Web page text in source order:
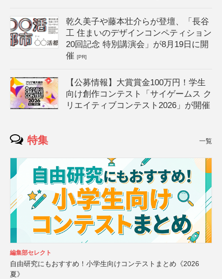
乾久美子や藤本壮介らが登壇、「長谷
工 住まいのデザインコンペティション
20回記念 特別講演会」が8月19日に開
催[PR]
【公募情報】大賞賞金100万円！学生
向け創作コンテスト「サイゲームス ク
リエイティブコンテスト2026」が開催
特集 一覧
編集部セレクト
自由研究にもおすすめ！小学生向けコンテストまとめ《2026
夏》